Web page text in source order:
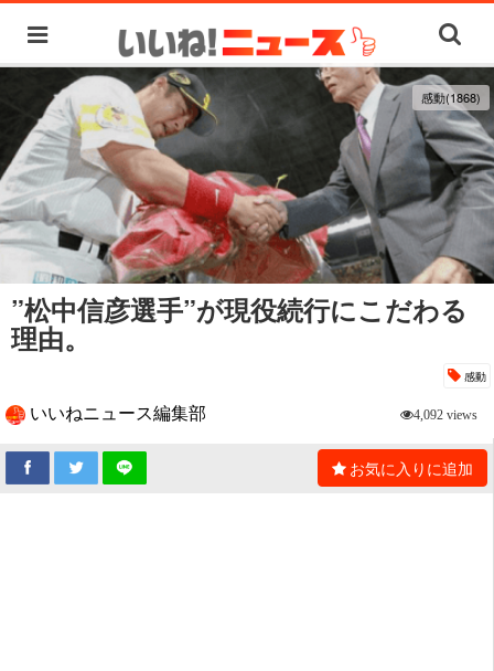
感動(1868)
”松中信彦選手”が現役続行にこだわる
理由。
感動
いいねニュース編集部 4,092 views
お気に入りに追加